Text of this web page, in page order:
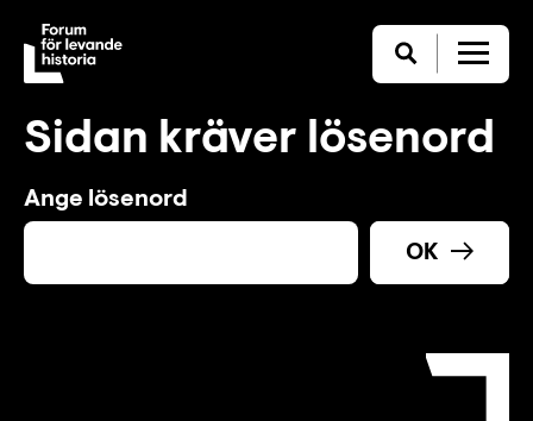
Sidan kräver lösenord
Ange lösenord
OK